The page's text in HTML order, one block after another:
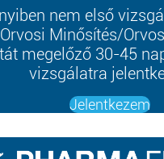
nem első
Minősítés/
megelőző 30-45
vizsgálatra
Jelentkezem